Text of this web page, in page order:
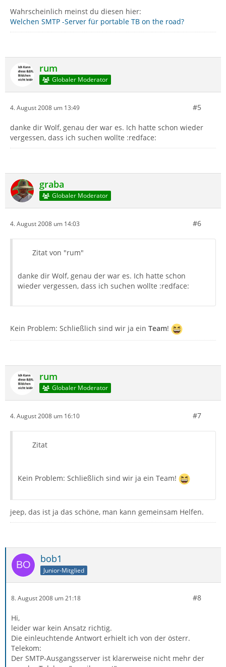
Wahrscheinlich meinst du diesen hier:
Welchen SMTP -Server für portable TB on the road?
rum
Globaler Moderator
4. August 2008 um 13:49 #5
danke dir Wolf, genau der war es. Ich hatte schon wieder
vergessen, dass ich suchen wollte :redface:
graba
Globaler Moderator
4. August 2008 um 14:03 #6
Zitat von "rum"
danke dir Wolf, genau der war es. Ich hatte schon
wieder vergessen, dass ich suchen wollte :redface:
Kein Problem: Schließlich sind wir ja ein Team!
rum
Globaler Moderator
4. August 2008 um 16:10 #7
Zitat
Kein Problem: Schließlich sind wir ja ein Team!
jeep, das ist ja das schöne, man kann gemeinsam Helfen.
bob1
Junior-Mitglied
8. August 2008 um 21:18 #8
Hi,
leider war kein Ansatz richtig.
Die einleuchtende Antwort erhielt ich von der österr.
Telekom:
Der SMTP-Ausgangsserver ist klarerweise nicht mehr der